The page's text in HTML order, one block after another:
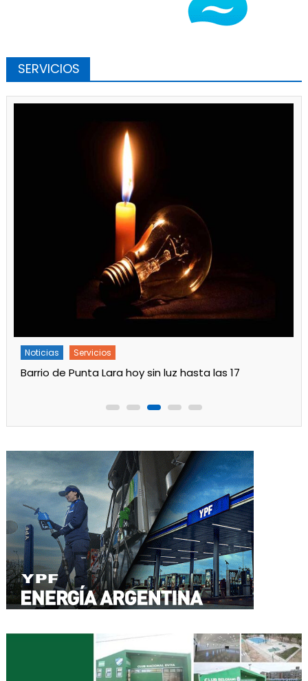
SERVICIOS
Noticias Servicios
Barrio de Punta Lara hoy sin luz hasta las 17